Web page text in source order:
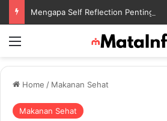
Home / Makanan Sehat
Makanan Sehat